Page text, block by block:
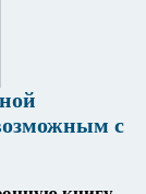
с